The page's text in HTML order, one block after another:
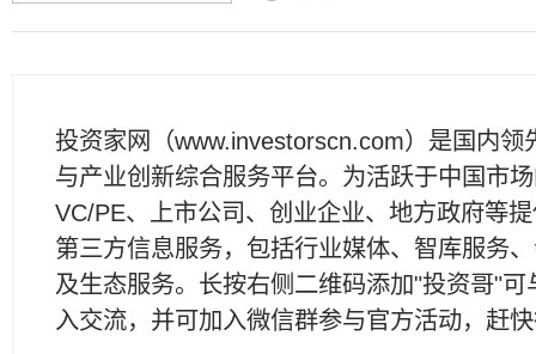
投资家网（www.investorscn.com）是国内领
与产业创新综合服务平台。为活跃于中国市
VC/PE、上市公司、创业企业、地方政府等
第三方信息服务，包括行业媒体、智库服务
及生态服务。长按右侧二维码添加"投资哥"可
入交流，并可加入微信群参与官方活动，赶